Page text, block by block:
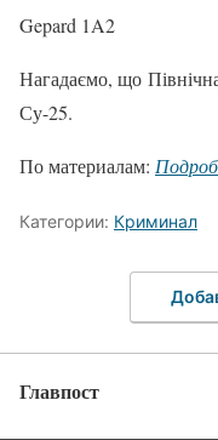
Gepard 1A2
Нагадаємо, що
Су-25.
По материалам:
Категории: Криминал
Главпост